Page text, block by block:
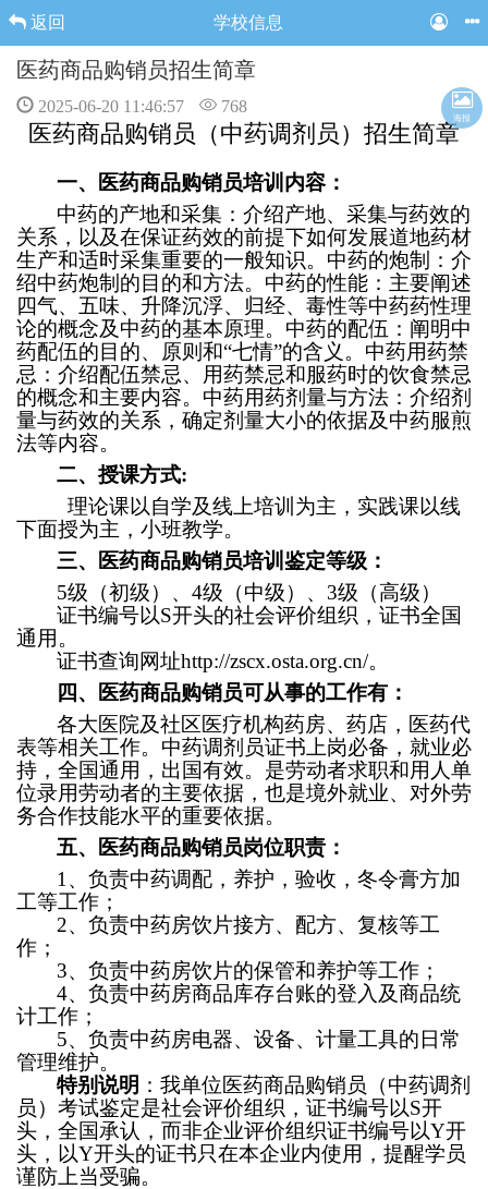
返回 学校信息
医药商品购销员招生简章
2025-06-20 11:46:57 768
医药商品购销员（中药调剂员）招生简章
一、医药商品购销员培训内容：
中药的产地和采集：介绍产地、采集与药效的
关系，以及在保证药效的前提下如何发展道地药材
生产和适时采集重要的一般知识。中药的炮制：介
绍中药炮制的目的和方法。中药的性能：主要阐述
四气、五味、升降沉浮、归经、毒性等中药药性理
论的概念及中药的基本原理。中药的配伍：阐明中
药配伍的目的、原则和“七情”的含义。中药用药禁
忌：介绍配伍禁忌、用药禁忌和服药时的饮食禁忌
的概念和主要内容。中药用药剂量与方法：介绍剂
量与药效的关系，确定剂量大小的依据及中药服煎
法等内容。
二、授课方式:
理论课以自学及线上培训为主，实践课以线
下面授为主，小班教学。
三、医药商品购销员培训鉴定等级：
5级（初级）、4级（中级）、3级（高级）
证书编号以S开头的社会评价组织，证书全国
通用。
证书查询网址http://zscx.osta.org.cn/。
四、医药商品购销员可从事的工作有：
各大医院及社区医疗机构药房、药店，医药代
表等相关工作。中药调剂员证书上岗必备，就业必
持，全国通用，出国有效。是劳动者求职和用人单
位录用劳动者的主要依据，也是境外就业、对外劳
务合作技能水平的重要依据。
五、医药商品购销员岗位职责：
1 、负责中药调配，养护，验收，冬令膏方加
工等工作；
2、负责中药房饮片接方、配方、复核等工
作；
3、负责中药房饮片的保管和养护等工作；
4、负责中药房商品库存台账的登入及商品统
计工作；
5、负责中药房电器、设备、计量工具的日常
管理维护。
特别说明 ：我单位医药商品购销员（中药调剂
员）考试鉴定是社会评价组织，证书编号以S开
头，全国承认，而非企业评价组织证书编号以Y开
头，以Y开头的证书只在本企业内使用，提醒学员
谨防上当受骗。
海报